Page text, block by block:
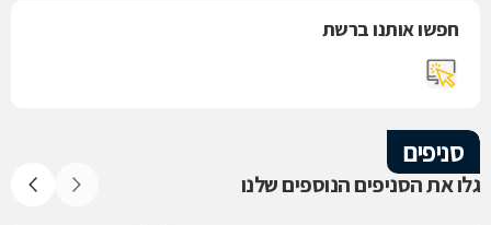
חפשו אותנו ברשת
סניפים
גלו את הסניפים הנוספים שלנו